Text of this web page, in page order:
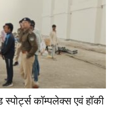
कॉम्पलेक्स एवं हॉकी